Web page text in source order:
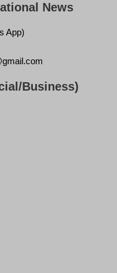
News
App)
Business)